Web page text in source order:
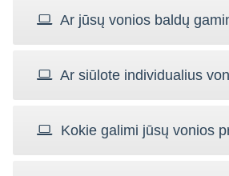
Ar jūsų vonios baldų
Ar siūlote individualius
Kokie galimi jūsų vonios